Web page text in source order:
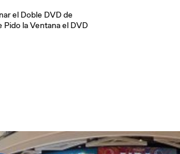
el Doble DVD de
la Ventana el DVD